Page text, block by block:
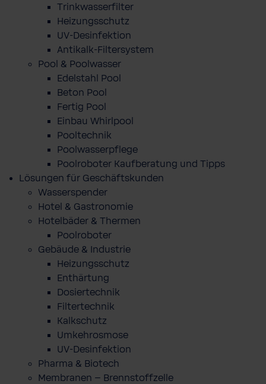
Trinkwasserfilter
Heizungsschutz
UV-Desinfektion
Antikalk-Filtersystem
Pool & Poolwasser
Edelstahl Pool
Beton Pool
Fertig Pool
Einbau Whirlpool
Pooltechnik
Poolwasserpflege
Poolroboter Kaufberatung und Tipps
Lösungen für Geschäftskunden
Wasserspender
Hotel & Gastronomie
Hotelbäder & Thermen
Poolroboter
Gebäude & Industrie
Heizungsschutz
Enthärtung
Dosiertechnik
Filtertechnik
Kalkschutz
Umkehrosmose
UV-Desinfektion
Pharma & Biotech
Membranen – Brennstoffzelle